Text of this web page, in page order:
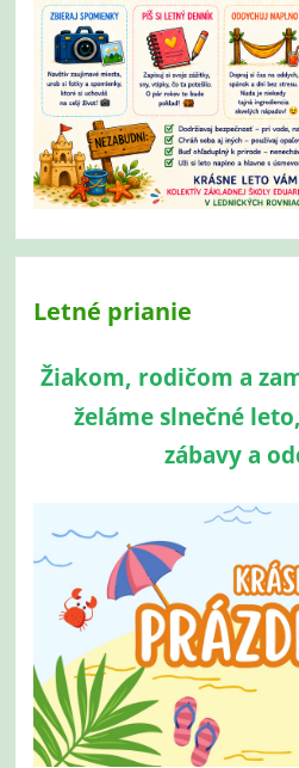
Letné prianie
Žiakom, rodičom a
želáme slnečné
zábavy a